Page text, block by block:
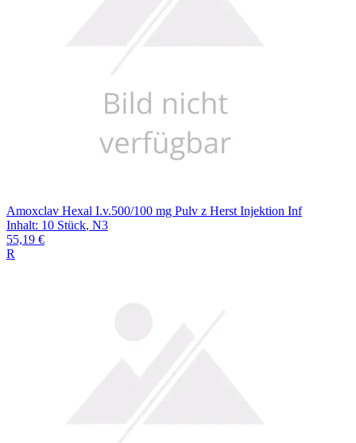
Amoxclav Hexal I.v.500/100 mg Pulv z Herst Injektion Inf
Inhalt: 10 Stück, N3
55,19 €
R